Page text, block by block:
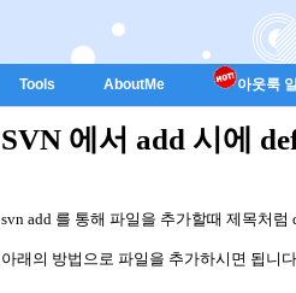
Tools AboutMe 아웃룩
SVN 에서 add 시에
svn add 를 통해 파일을 추가할때 제목처럼
아래의 방법으로 파일을 추가하시면 됩니다